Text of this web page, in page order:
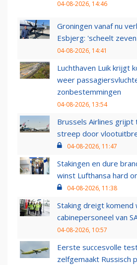
04-08-2026, 14:46
Groningen vanaf nu
Esbjerg: 'scheelt
04-08-2026, 14:41
Luchthaven Luik krijgt
weer
zonbestemmingen
04-08-2026, 13:54
Brussels Airlines grijpt
streep door
04-08-2026, 11:47
Stakingen en dure
winst Lufthansa hard
04-08-2026, 11:38
Staking dreigt komend
cabinepersoneel van
04-08-2026, 10:57
Eerste succesvolle
zelfgemaakt Russisch